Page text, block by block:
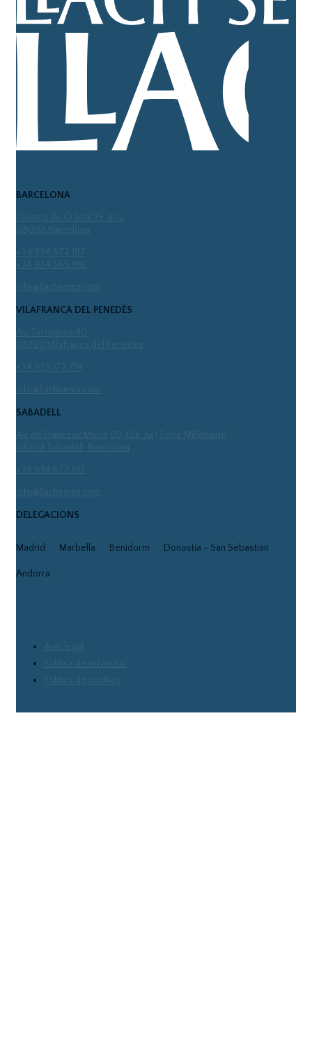
BARCELONA
info@llachserra.com
VILAFRANCA DEL PENEDÈS
info@llachserra.com
SABADELL
Av. de Francesc Macià 60, 10è 3a (Torre Millenium)
info@llachserra.com
DELEGACIONS
Madrid Marbella Benidorm Donostia - San Sebastian
Andorra